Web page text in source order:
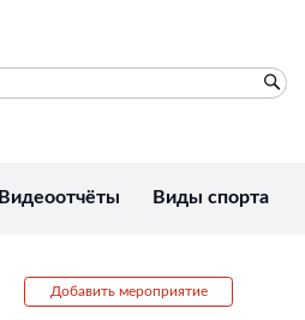
Видеоотчёты Виды спорта
Добавить мероприятие